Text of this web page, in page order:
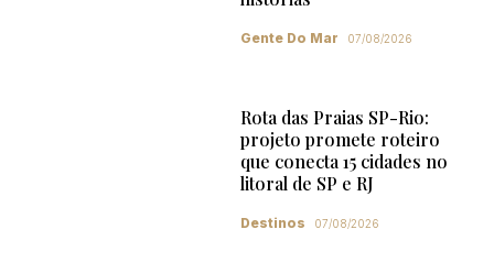
Gente Do Mar 07/08/2026
Rota das Praias SP-Rio:
projeto promete roteiro
que conecta 15 cidades no
litoral de SP e RJ
Destinos 07/08/2026